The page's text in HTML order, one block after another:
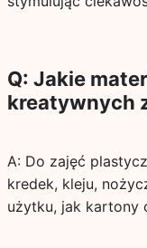
Q: Jakie
kreatywnych
A: Do zajęć
kredek, kleju,
użytku, jak kartony